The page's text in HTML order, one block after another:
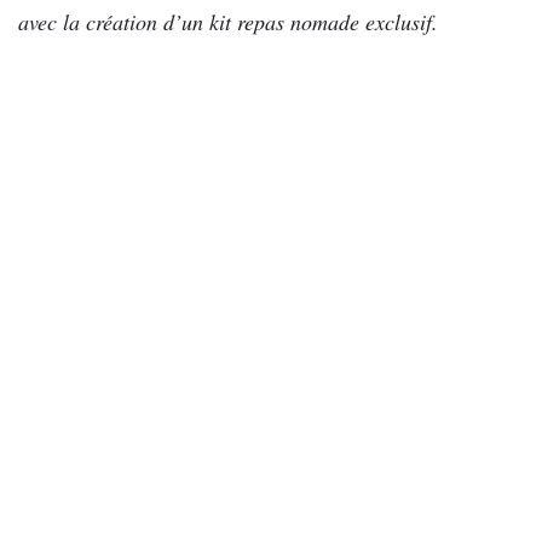
avec la création d’un kit repas nomade exclusif.